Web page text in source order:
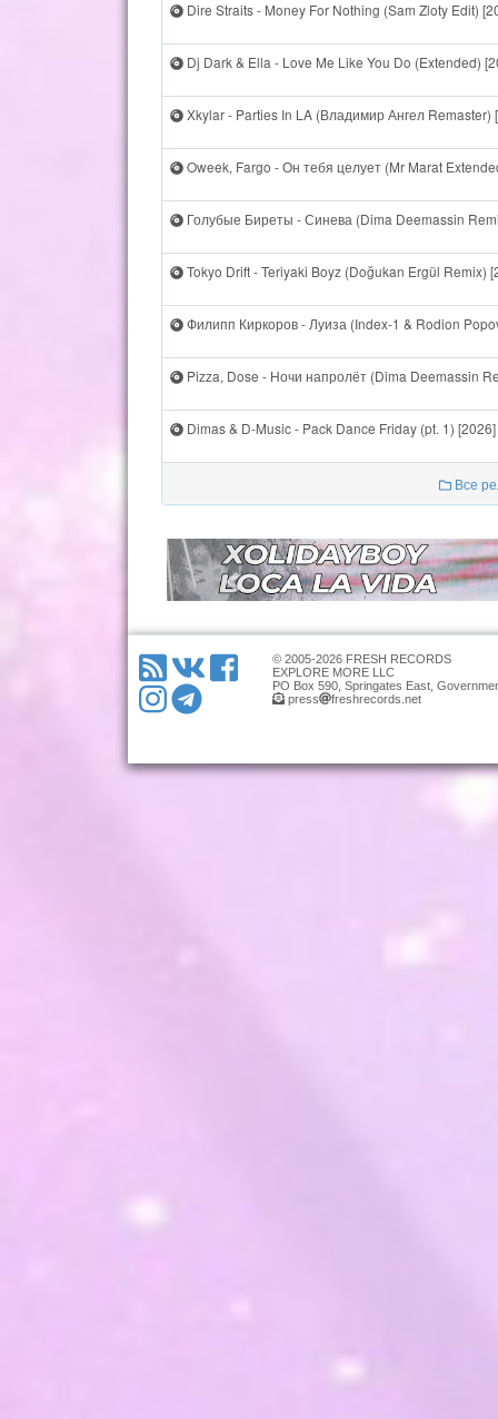
Dire Straits - Money For Nothing (Sam Zloty Edit)
Dj Dark & Ella - Love Me Like You Do (Extended)
Xkylar - Parties In LA (Владимир Ангел Remaster)
Oweek, Fargo - Он тебя целует (Mr Marat
Голубые Биреты - Синева (Dima Deemassin
Tokyo Drift - Teriyaki Boyz (Doğukan Ergül Remix)
Филипп Киркоров - Луиза (Index-1 & Rodion
Pizza, Dose - Ночи напролёт (Dima Deemassin
Dimas & D-Music - Pack Dance Friday (pt. 1) [2026]
Все
© 2005-2026 FRESH RECORDS
EXPLORE MORE LLC
PO Box 590, Springates East,
press
freshrecords.net